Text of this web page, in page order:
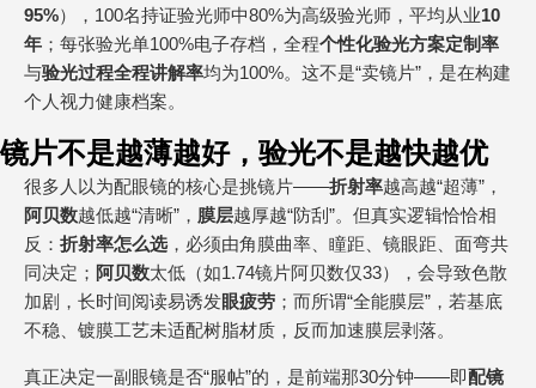
95%），100名持证验光师中80%为高级验光师，平均从业10
年 ；每张验光单100%电子存档，全程个性化验光方案定制率
与验光过程全程讲解率均为100%。这不是“卖镜片”，是在构建
个人视力健康档案。
镜片不是越薄越好，验光不是越快越优
很多人以为配眼镜的核心是挑镜片——折射率越高越“超薄”，
阿贝数越低越“清晰”， 膜层越厚越“防刮”。但真实逻辑恰恰相
反： 折射率怎么选，必须由角膜曲率、瞳距、镜眼距、面弯共
同决定； 阿贝数太低（如1.74镜片阿贝数仅33），会导致色散
加剧，长时间阅读易诱发眼疲劳 ；而所谓“全能膜层”，若基底
不稳、镀膜工艺未适配树脂材质，反而加速膜层剥落。
真正决定一副眼镜是否“服帖”的，是前端那30分钟——即配镜